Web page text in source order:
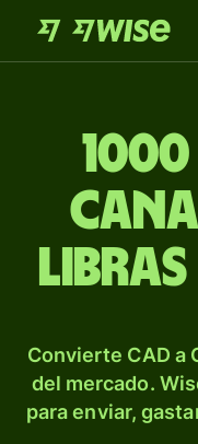
Convierte CAD a
del mercado.
para enviar,